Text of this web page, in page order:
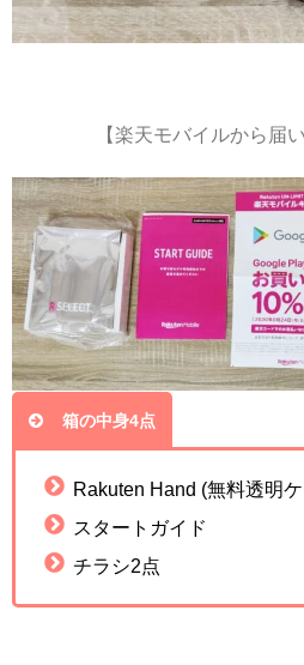
【楽天モバイルから届
箱の中身4点
Rakuten Hand (無料透明
スタートガイド
チラシ2点